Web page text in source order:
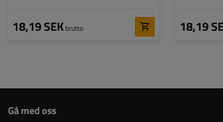
18,19 SEKbrutto 18,19
Gå med oss